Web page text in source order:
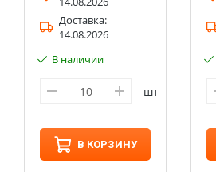
Доставка:
14.08.2026
В наличии
шт
В КОРЗИНУ